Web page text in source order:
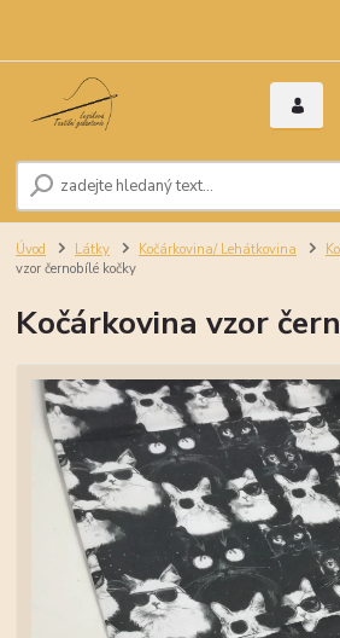
Úvod Látky Kočárkovina/ Lehátkovina
vzor černobílé kočky
Kočárkovina vzor